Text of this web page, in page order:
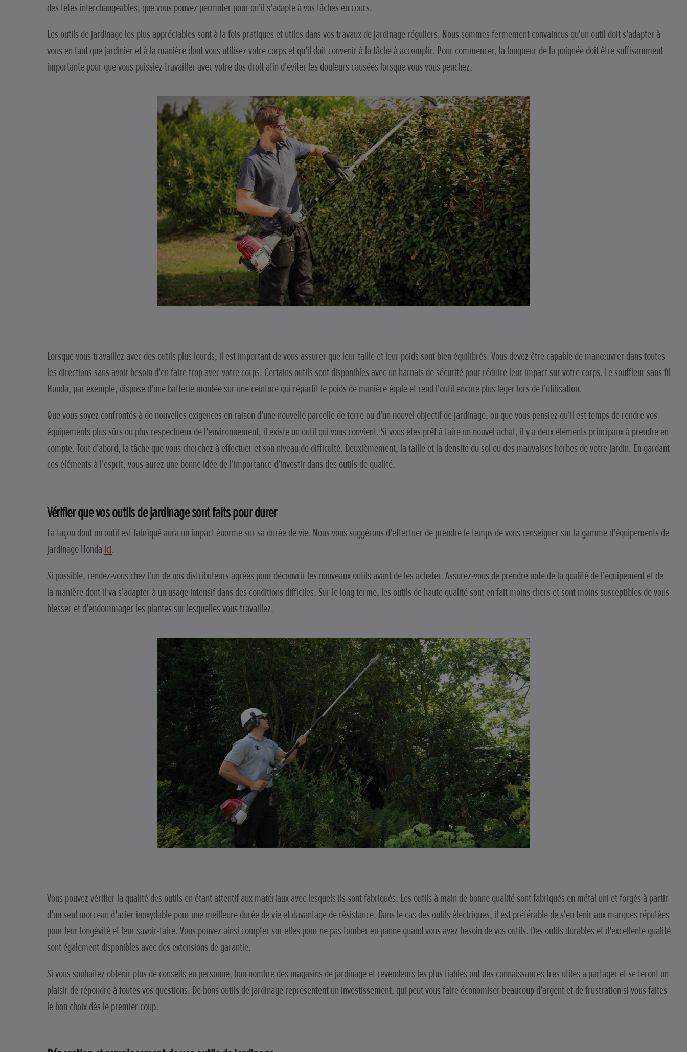
des têtes interchangeables, que vous pouvez permuter pour qu'il s'adapte à vos tâches en cours.
Les outils de jardinage les plus appréciables sont à la fois pratiques et utiles dans vos travaux de jardinage réguliers. Nous sommes fermement convaincus qu'un outil doit s'adapter à
vous en tant que jardinier et à la manière dont vous utilisez votre corps et qu'il doit convenir à la tâche à accomplir. Pour commencer, la longueur de la poignée doit être suffisamment
importante pour que vous puissiez travailler avec votre dos droit afin d'éviter les douleurs causées lorsque vous vous penchez.
Lorsque vous travaillez avec des outils plus lourds, il est important de vous assurer que leur taille et leur poids sont bien équilibrés. Vous devez être capable de manœuvrer dans toutes
les directions sans avoir besoin d'en faire trop avec votre corps. Certains outils sont disponibles avec un harnais de sécurité pour réduire leur impact sur votre corps. Le souffleur sans fil
Honda, par exemple, dispose d'une batterie montée sur une ceinture qui répartit le poids de manière égale et rend l'outil encore plus léger lors de l'utilisation.
Que vous soyez confrontés à de nouvelles exigences en raison d'une nouvelle parcelle de terre ou d'un nouvel objectif de jardinage, ou que vous pensiez qu'il est temps de rendre vos
équipements plus sûrs ou plus respectueux de l'environnement, il existe un outil qui vous convient. Si vous êtes prêt à faire un nouvel achat, il y a deux éléments principaux à prendre en
compte. Tout d'abord, la tâche que vous cherchez à effectuer et son niveau de difficulté. Deuxièmement, la taille et la densité du sol ou des mauvaises herbes de votre jardin. En gardant
ces éléments à l'esprit, vous aurez une bonne idée de l'importance d'investir dans des outils de qualité.
Vérifier que vos outils de jardinage sont faits pour durer
La façon dont un outil est fabriqué aura un impact énorme sur sa durée de vie. Nous vous suggérons d'effectuer de prendre le temps de vous renseigner sur la gamme d'équipements de
jardinage Honda ici.
Si possible, rendez-vous chez l'un de nos distributeurs agréés pour découvrir les nouveaux outils avant de les acheter. Assurez-vous de prendre note de la qualité de l'équipement et de
la manière dont il va s'adapter à un usage intensif dans des conditions difficiles. Sur le long terme, les outils de haute qualité sont en fait moins chers et sont moins susceptibles de vous
blesser et d'endommager les plantes sur lesquelles vous travaillez.
Vous pouvez vérifier la qualité des outils en étant attentif aux matériaux avec lesquels ils sont fabriqués. Les outils à main de bonne qualité sont fabriqués en métal uni et forgés à partir
d'un seul morceau d'acier inoxydable pour une meilleure durée de vie et davantage de résistance. Dans le cas des outils électriques, il est préférable de s'en tenir aux marques réputées
pour leur longévité et leur savoir-faire. Vous pouvez ainsi compter sur elles pour ne pas tomber en panne quand vous avez besoin de vos outils. Des outils durables et d'excellente qualité
sont également disponibles avec des extensions de garantie.
Si vous souhaitez obtenir plus de conseils en personne, bon nombre des magasins de jardinage et revendeurs les plus fiables ont des connaissances très utiles à partager et se feront un
plaisir de répondre à toutes vos questions. De bons outils de jardinage représentent un investissement, qui peut vous faire économiser beaucoup d'argent et de frustration si vous faites
le bon choix dès le premier coup.